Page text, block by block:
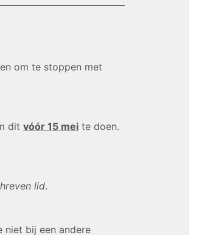
om te stoppen met
dit vóór 15 mei te doen.
lid.
niet bij een andere